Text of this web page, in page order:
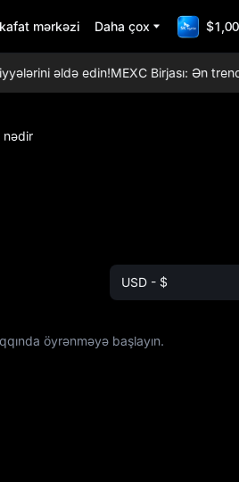
mərkəzi Daha çox
əldə edin!MEXC Birjası: Ən trend
nədir
USD - $
öyrənməyə başlayın.